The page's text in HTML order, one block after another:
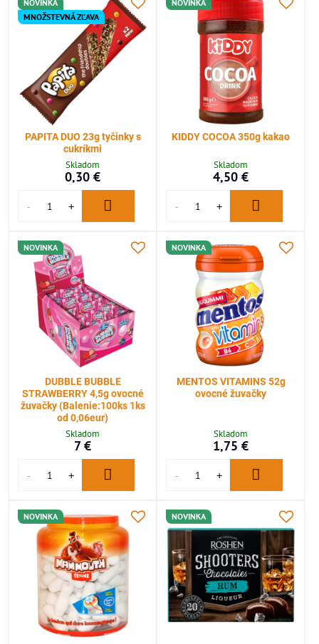
NOVINKA
MNOŽSTEVNÁ ZĽAVA
PAPITA DUO 23g tyčinky s
cukríkmi
Skladom
0,30 €
NOVINKA
KIDDY COCOA 350g kakao
Skladom
4,50 €
NOVINKA
DUBBLE BUBBLE
STRAWBERRY 4,5g ovocné
žuvačky (Balenie:100ks 1ks
od 0,06eur)
Skladom
7 €
NOVINKA
MENTOS VITAMINS 52g
ovocné žuvačky
Skladom
1,75 €
NOVINKA NOVINKA